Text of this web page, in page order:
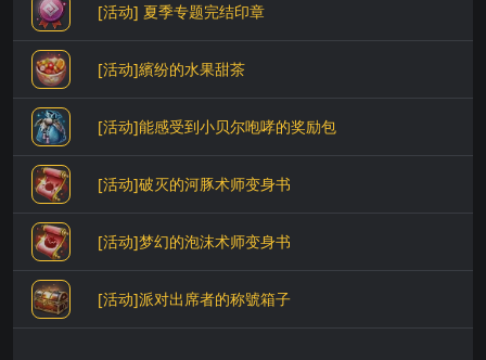
[活动] 夏季专题完结印章
[活动]繽纷的水果甜茶
[活动]能感受到小贝尔咆哮的奖励包
[活动]破灭的河豚术师变身书
[活动]梦幻的泡沫术师变身书
[活动]派对出席者的称號箱子